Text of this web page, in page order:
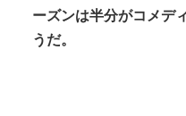
ーズンは半分がコメデ
うだ。